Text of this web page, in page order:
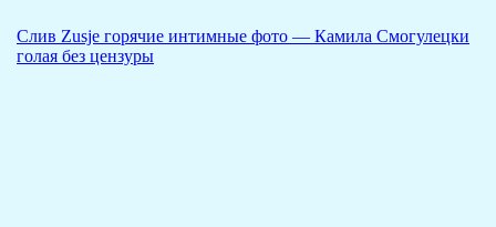
Слив Zusje горячие интимные фото — Камила Смогулецки
голая без цензуры